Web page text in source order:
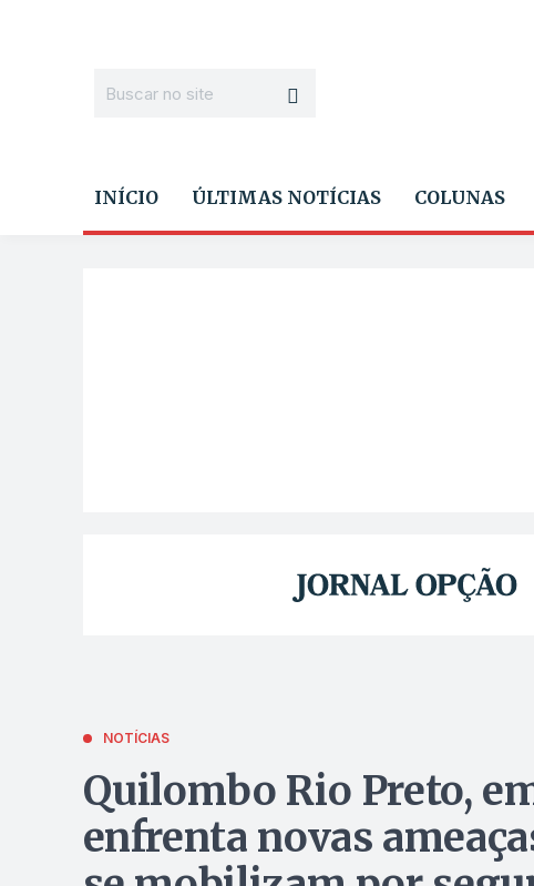
INÍCIO ÚLTIMAS NOTÍCIAS COLUNAS
NOTÍCIAS
Quilombo Rio Preto,
enfrenta novas